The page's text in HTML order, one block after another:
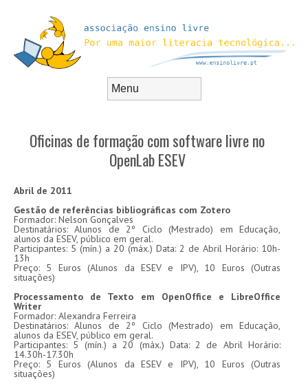
Oficinas de formação com software livre no
OpenLab ESEV
Abril de 2011
Gestão de referências bibliográficas com Zotero
Formador: Nelson Gonçalves
Destinatários: Alunos de 2º Ciclo (Mestrado) em Educação,
alunos da ESEV, público em geral.
Participantes: 5 (mín.) a 20 (máx.) Data: 2 de Abril Horário: 10h-
13h
Preço: 5 Euros (Alunos da ESEV e IPV), 10 Euros (Outras
situações)
Processamento de Texto em OpenOffice e LibreOffice
Writer
Formador: Alexandra Ferreira
Destinatários: Alunos de 2º Ciclo (Mestrado) em Educação,
alunos da ESEV, público em geral.
Participantes: 5 (mín.) a 20 (máx.) Data: 2 de Abril Horário:
14.30h-17.30h
Preço: 5 Euros (Alunos da ESEV e IPV), 10 Euros (Outras
situações)